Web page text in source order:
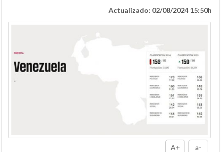
Actualizado: 02/08/2024 15:50h
A+ a-